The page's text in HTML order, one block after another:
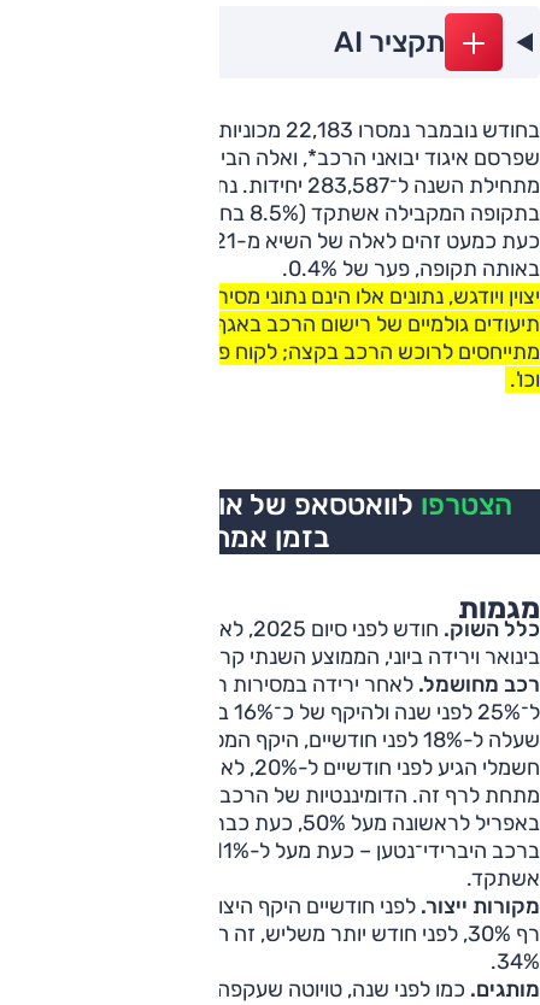
תקציר AI
בחודש נובמבר נמסרו 22,183 מכוניות חדשות, כך לפי הנתונים
שפרסם איגוד יבואני הרכב*, ואלה הביאו את סך המסירות
בתקופה המקבילה אשתקד (8.5% בחודש הקודם). הנתונים
באותה תקופה, פער של 0.4%.
יצוין ויודגש, נתונים אלו הינם נתוני מסירות, ולא מכירות. כלומר
תיעודים גולמיים של רישום הרכב באגף הרישוי. הם אינם
מתייחסים לרוכש הרכב בקצה; לקוח פרטי, צי רכב, היבואן עצמו
וכו'.
הצטרפו לוואטסאפ של אוטו, כל העדכונים
בזמן אמת
מגמות
כלל השוק.
חודש לפני סיום 2025, לאחר מסירות גדולות במיוחד
בינואר וירידה ביוני, הממוצע השנתי קרוב ל-26,00 יחידות.
רכב מחושמל. לאחר ירידה במסירות רכב חשמלי – קרוב
ל־25% לפני שנה ולהיקף של כ־16% בחציה הראשון – ולאחר
שעלה ל-18% לפני חודשיים, היקף המסירות הרשומות של רכב
חשמלי הגיע לפני חודשיים ל-20%, לאחר נובמבר ירד מעט
מתחת לרף זה. הדומיננטיות של הרכב המחושמל לסוגיו גדלה;
אשתקד.
מקורות ייצור. לפני חודשיים היקף היצוא הסיני לשוק המקומי את
רף 30%, לפני חודש יותר משליש, זה החודש השני שהוא מעל
34%.
מותגים. כמו לפני שנה, טויוטה שעקפה את יונדאי משמרת את